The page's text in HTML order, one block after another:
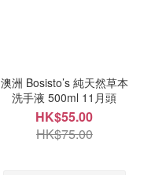
澳洲 Bosisto’s 純天然草本
洗手液 500ml 11月頭
HK$55.00
HK$75.00